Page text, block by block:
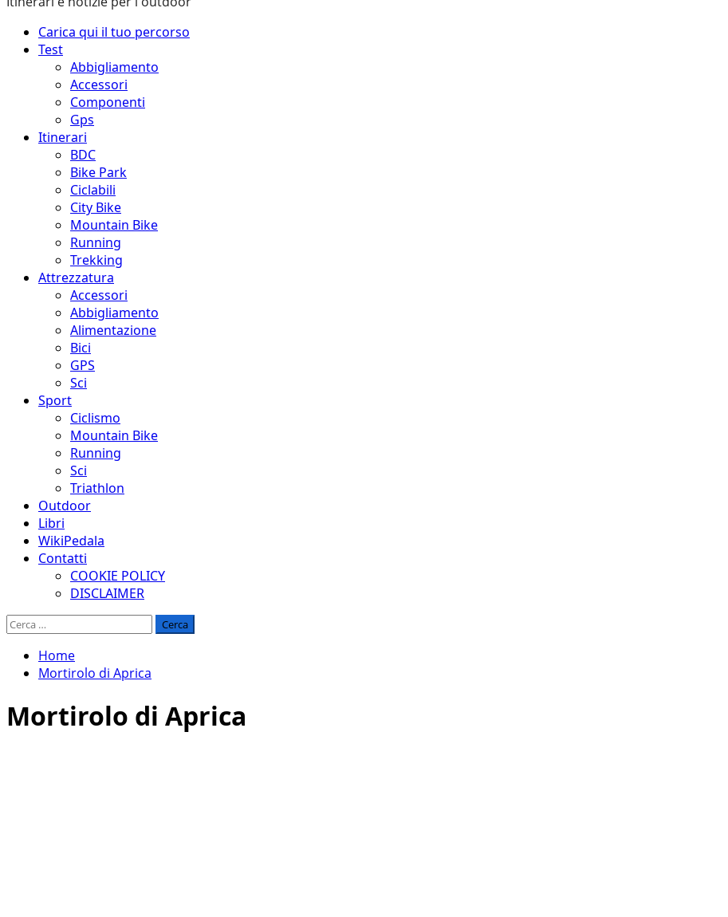
Menu
principale
Carica qui il tuo percorso
Test
Abbigliamento
Accessori
Componenti
Gps
Itinerari
BDC
Bike Park
Ciclabili
City Bike
Mountain Bike
Running
Trekking
Attrezzatura
Accessori
Abbigliamento
Alimentazione
Bici
GPS
Sci
Sport
Ciclismo
Mountain Bike
Running
Sci
Triathlon
Outdoor
Libri
WikiPedala
Contatti
COOKIE POLICY
DISCLAIMER
Ricerca
Home
Mortirolo di Aprica
Mortirolo di Aprica